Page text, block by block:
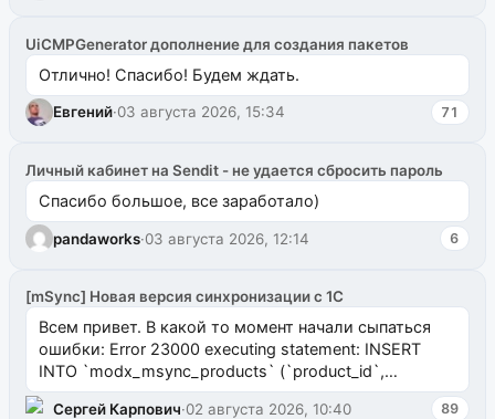
UiCMPGenerator дополнение для создания пакетов
Отлично! Спасибо! Будем ждать.
Евгений·03 августа 2026, 15:34 71
Личный кабинет на Sendit - не удается сбросить пароль
Спасибо большое, все заработало)
pandaworks·03 августа 2026, 12:14 6
[mSync] Новая версия синхронизации с 1С
Всем привет. В какой то момент начали сыпаться
ошибки: Error 23000 executing statement: INSERT
INTO `modx_msync_products` (`product_id`,
`uuid_1c`) VALUES ...
Сергей Карпович·02 августа 2026, 10:40 89